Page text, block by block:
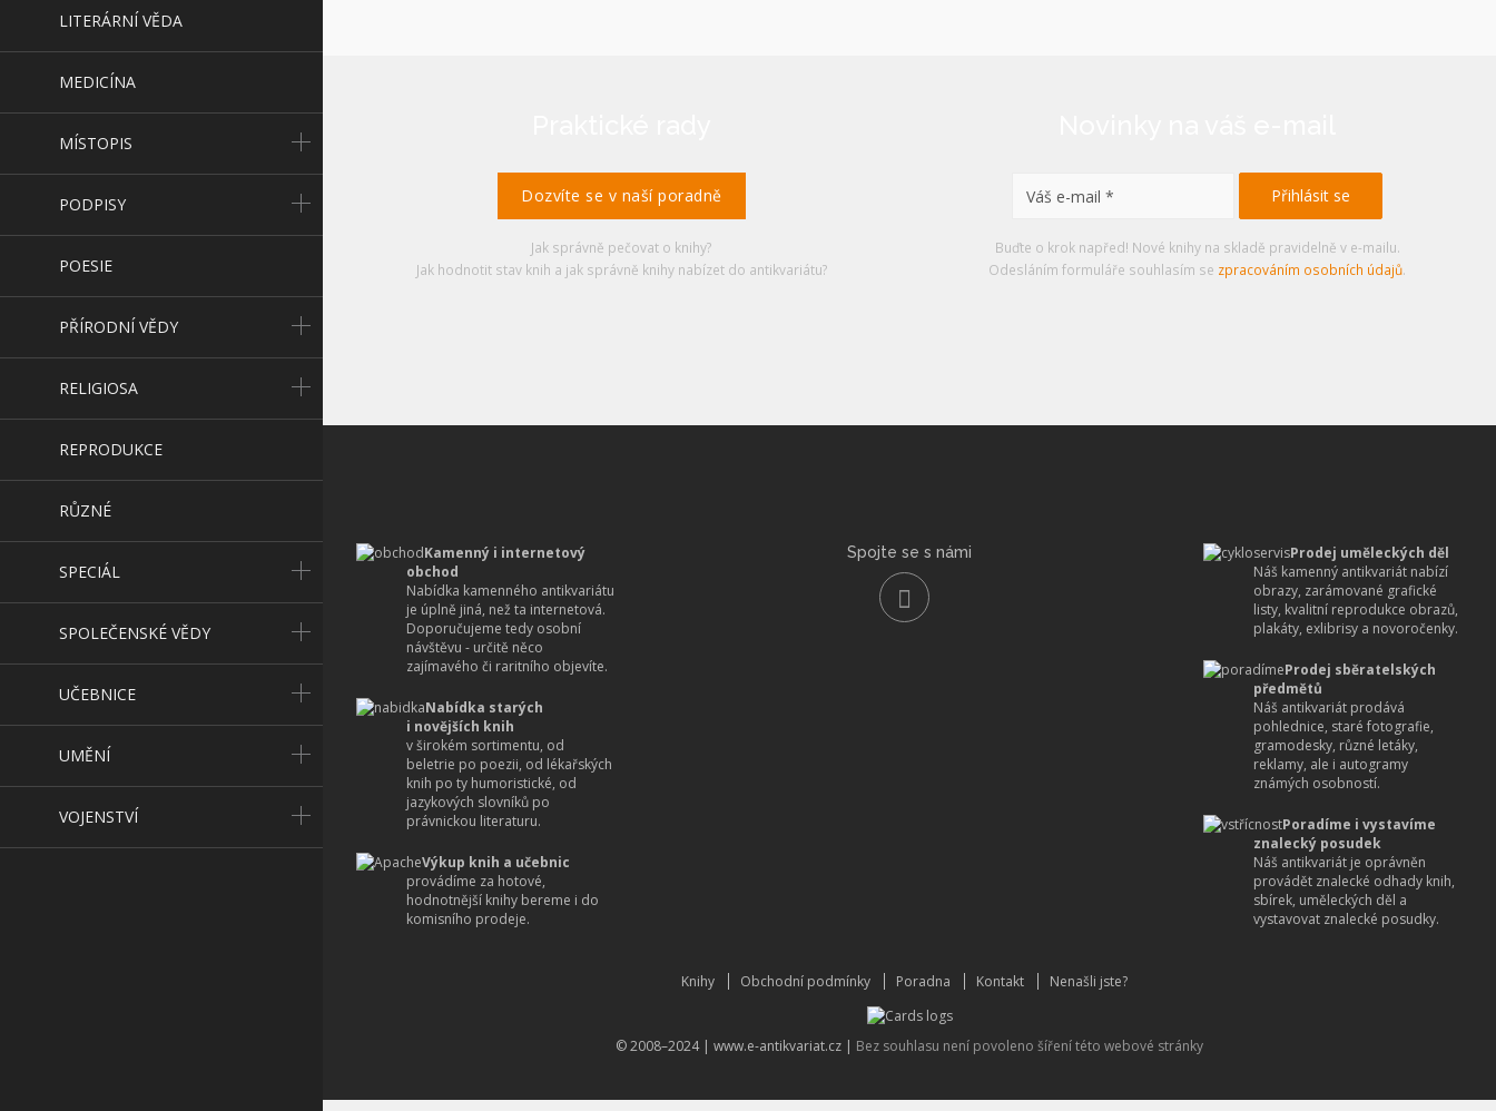
LITERÁRNÍ VĚDA
MEDICÍNA
MÍSTOPIS
PODPISY
POESIE
PŘÍRODNÍ VĚDY
RELIGIOSA
REPRODUKCE
RŮZNÉ
SPECIÁL
SPOLEČENSKÉ VĚDY
UČEBNICE
UMĚNÍ
VOJENSTVÍ
Dozvíte se v naší poradně
Jak správně pečovat o knihy?
Jak hodnotit stav knih a jak správně knihy nabízet do antikvariátu?
Buďte o krok napřed! Nové knihy na skladě pravidelně v e-mailu.
Odesláním formuláře souhlasím se zpracováním osobních údajů.
Kamenný i internetový
obchod
Nabídka kamenného antikvariátu
je úplně jiná, než ta internetová.
Doporučujeme tedy osobní
návštěvu - určitě něco
zajímavého či raritního objevíte.
Nabídka starých
i novějších knih
v širokém sortimentu, od
beletrie po poezii, od lékařských
knih po ty humoristické, od
jazykových slovníků po
právnickou literaturu.
Výkup knih a učebnic
provádíme za hotové,
hodnotnější knihy bereme i do
komisního prodeje.
Prodej uměleckých děl
Náš kamenný antikvariát nabízí
obrazy, zarámované grafické
listy, kvalitní reprodukce obrazů,
plakáty, exlibrisy a novoročenky.
Prodej sběratelských
předmětů
Náš antikvariát prodává
pohlednice, staré fotografie,
gramodesky, různé letáky,
reklamy, ale i autogramy
známých osobností.
Poradíme i vystavíme
znalecký posudek
Náš antikvariát je oprávněn
provádět znalecké odhady knih,
sbírek, uměleckých děl a
vystavovat znalecké posudky.
Spojte se s námi
Knihy Obchodní podmínky Poradna Kontakt Nenašli jste?
© 2008–2024 | www.e-antikvariat.cz | Bez souhlasu není povoleno šíření této webové stránky